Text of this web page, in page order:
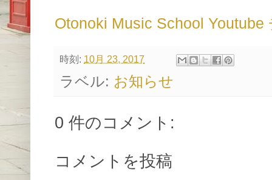
Otonoki Music School
時刻: 10月 23, 2017
ラベル: お知らせ
0 件のコメント:
コメントを投稿